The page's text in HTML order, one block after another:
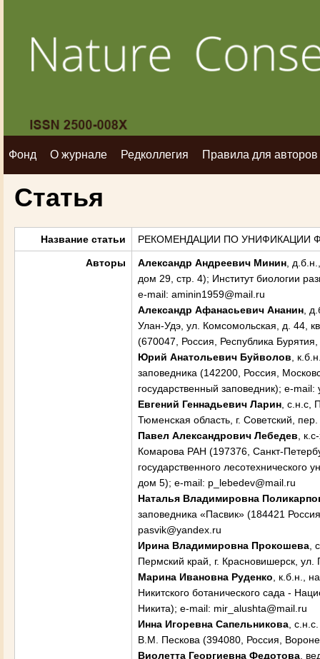
Фонд О журнале Редколлегия Правила для авторов
Статья
Название статьи РЕКОМЕНДАЦИИ ПО УНИФИКАЦИИ
Авторы Александр Андреевич Минин ,
дом 29, стр. 4); Институт биологии
e-mail: aminin1959@mail.ru
Александр Афанасьевич Ананин ,
Улан-Удэ, ул. Комсомольская, д. 44,
(670047, Россия, Республика
Юрий Анатольевич Буйволов ,
заповедника (142200, Россия,
государственный заповедник); e-
Евгений Геннадьевич Ларин ,
Тюменская область, г. Советский,
Павел Александрович Лебедев ,
Комарова РАН (197376, Санкт-
государственного
дом 5); e-mail: p_lebedev@mail.ru
Наталья Владимировна
заповедника «Пасвик» (184421
pasvik@yandex.ru
Ирина Владимировна Прокошева ,
Пермский край, г. Красновишерск,
Марина Ивановна Руденко , к.б.н.,
Никитского ботанического сада -
Никита); e-mail: mir_alushta@mail.ru
Инна Игоревна Сапельникова ,
В.М. Пескова (394080, Россия,
Виолетта Георгиевна Федотова ,